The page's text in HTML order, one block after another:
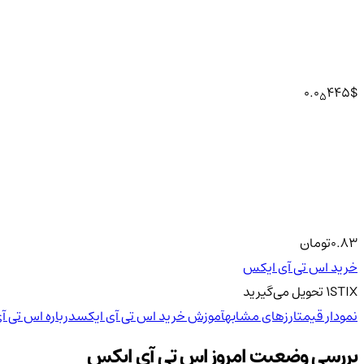
0.05445$
0.83تومان
خرید اس تی آی ایکس
1STIX تحویلمی‌گیرید
نمودار قیمتارزهای مشابهآموزش خرید اس تی آی ایکسدرباره اس تی
بررسی وضعیت امروز اس تی آی ایکس